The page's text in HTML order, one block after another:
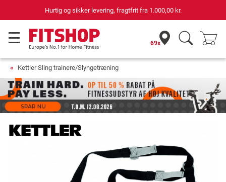
levering, fragtfrit fra1.000,00 kr.
69x
Kettler Sling trainere/Slyngetræning